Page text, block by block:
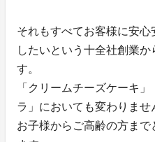
それもすべてお客様に安
したいという十全社創業
す。
「クリームチーズケーキ
ラ」においても変わりませ
お子様からご高齢の方ま